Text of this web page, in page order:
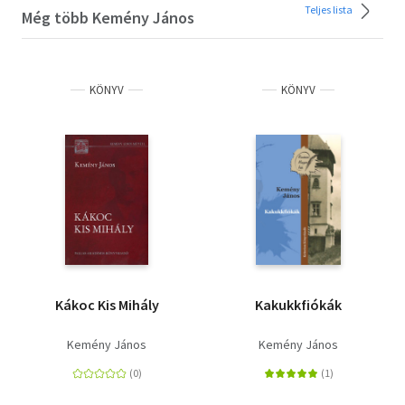
Még több Kemény János Teljes lista
KÖNYV
Kákoc Kis Mihály
Kemény János
KÖNYV
Kakukkfiókák
Kemény János